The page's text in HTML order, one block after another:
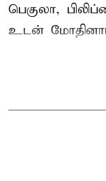
பெகுலா,
உடன்